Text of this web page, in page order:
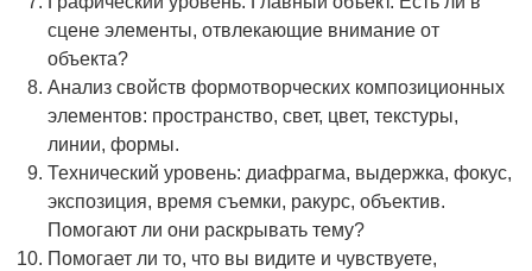
сцене элементы, отвлекающие внимание от
объекта?
Анализ свойств формотворческих композиционных
элементов: пространство, свет, цвет, текстуры,
линии, формы.
Технический уровень: диафрагма, выдержка, фокус,
экспозиция, время съемки, ракурс, объектив.
Помогают ли они раскрывать тему?
Помогает ли то, что вы видите и чувствуете,